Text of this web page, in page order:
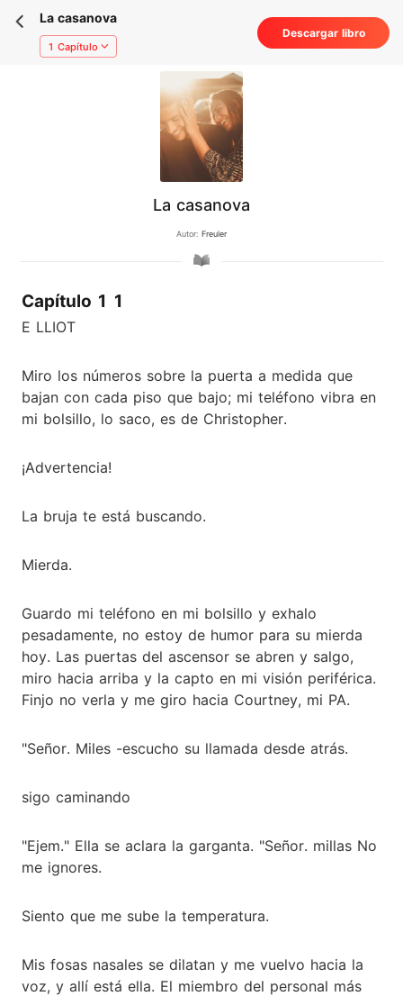
La casanova
1 Capítulo
Descargar libro
La casanova
Autor: Freuler
Capítulo 1 1
E LLIOT
Miro los números sobre la puerta a medida que
bajan con cada piso que bajo; mi teléfono vibra en
mi bolsillo, lo saco, es de Christopher.
¡Advertencia!
La bruja te está buscando.
Mierda.
Guardo mi teléfono en mi bolsillo y exhalo
pesadamente, no estoy de humor para su mierda
hoy. Las puertas del ascensor se abren y salgo,
miro hacia arriba y la capto en mi visión periférica.
Finjo no verla y me giro hacia Courtney, mi PA.
"Señor. Miles -escucho su llamada desde atrás.
sigo caminando
"Ejem." Ella se aclara la garganta. "Señor. millas No
me ignores.
Siento que me sube la temperatura.
Mis fosas nasales se dilatan y me vuelvo hacia la
voz, y allí está ella. El miembro del personal más